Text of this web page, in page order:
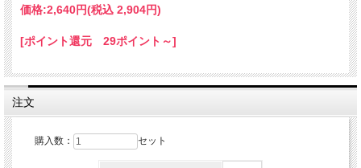
価格:2,640円(税込 2,904円)
[ポイント還元 29ポイント～]
注文
購入数： セット